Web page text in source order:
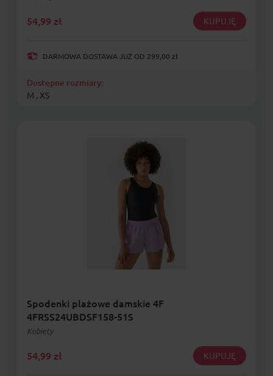
54,99 zł KUPUJĘ
DARMOWA DOSTAWA JUŻ OD 299,00 zł
Dostępne rozmiary:
M , XS
Spodenki plażowe damskie 4F
4FRSS24UBDSF158-51S
Kobiety
54,99 zł KUPUJĘ